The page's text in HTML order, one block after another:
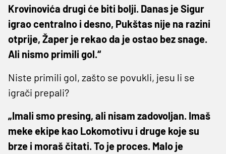
Krovinovića drugi će biti bolji. Danas je Sigur
igrao centralno i desno, Pukštas nije na razini
otprije, Žaper je rekao da je ostao bez snage.
Ali nismo primili gol.“
Niste primili gol, zašto se povukli, jesu li se
igrači prepali?
„Imali smo presing, ali nisam zadovoljan. Imaš
meke ekipe kao Lokomotivu i druge koje su
brze i moraš čitati. To je proces. Malo je